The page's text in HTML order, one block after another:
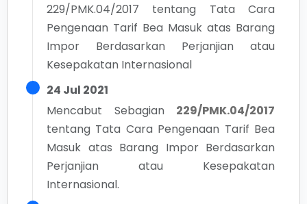
229/PMK.04/2017 tentang Tata Cara
Pengenaan Tarif Bea Masuk atas Barang
Impor Berdasarkan Perjanjian atau
Kesepakatan Internasional
24 Jul 2021
Mencabut Sebagian 229/PMK.04/2017
tentang Tata Cara Pengenaan Tarif Bea
Masuk atas Barang Impor Berdasarkan
Perjanjian atau Kesepakatan
Internasional.